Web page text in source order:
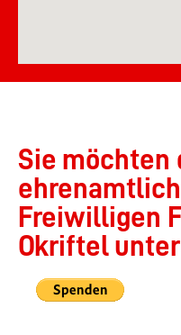
Sie möchten
Freiwilligen
Okriftel